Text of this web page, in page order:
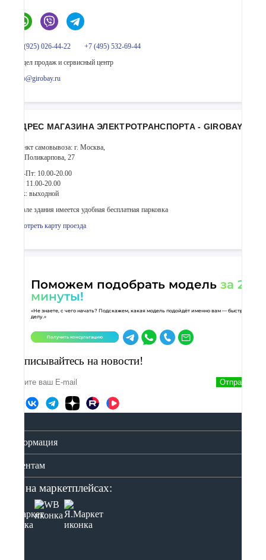
+7 (925) 026-44-22
+7 (495) 532-69-44
Отдел продаж и сервисный центр
info@girobay.ru
АДРЕС МАГАЗИНА ЭЛЕКТРОТРАНСПОРТА - GIROBAY
Пункт самовывоза: г. Москва,
ул. Поликарпова, 27
Пн-Пт: 10.00-20.00
Сб: 11.00-20.00
Вск: выходной
Возле здания имеется удобная бесплатная парковка
Смотреть карту проезда
Поможем подобрать модель за 2
минуты!
«Не знаете, с чего начать? Подскажем, какая модель подойдёт именно вам — быстро и по
делу.»
Получить консультацию
Подписывайтесь на новости!
Отправить
Информация
Клиентам
Мы на маркетплейсах: